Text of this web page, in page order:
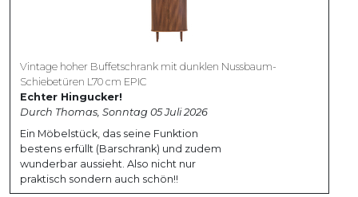
Vintage hoher Buffetschrank mit dunklen Nussbaum-
Schiebetüren L70 cm EPIC
Echter Hingucker!
Durch Thomas, Sonntag 05 Juli 2026
Ein Möbelstück, das seine Funktion
bestens erfüllt (Barschrank) und zudem
wunderbar aussieht. Also nicht nur
praktisch sondern auch schön!!